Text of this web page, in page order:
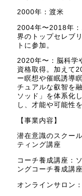
2000年：渡米
2004年〜2018年
界のトップセレブ
トに参加。
2020年〜：脳科学
資格取得。加えて
ー瞑想や催眠誘導
チュアルな叡智を
ソッド」を体系化
し、才能や可能性
【事業内容】
潜在意識のスクー
ティング講座
コーチ養成講座：
ングコーチ養成講
オンラインサロン